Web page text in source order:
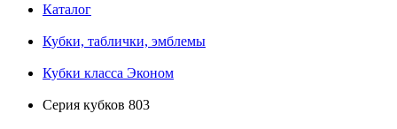
Каталог
Кубки, таблички, эмблемы
Кубки класса Эконом
Серия кубков 803